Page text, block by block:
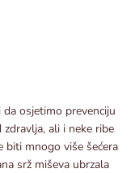
osjetimo prevenciju
ali i neke ribe
biti mnogo više šećera
srž miševa ubrzala